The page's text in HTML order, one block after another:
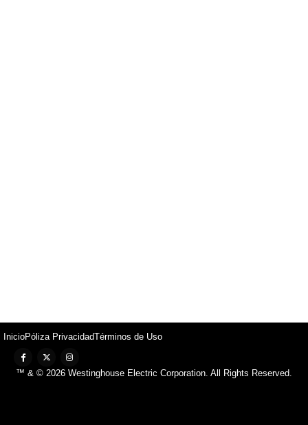
InicioPóliza PrivacidadTérminos de Uso
™ & © 2026 Westinghouse Electric Corporation. All Rights Reserved.